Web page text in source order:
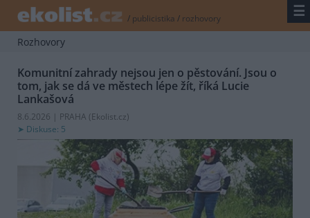
/ publicistika / rozhovory ☰
Rozhovory
Komunitní zahrady nejsou jen o pěstování. Jsou o
tom, jak se dá ve městech lépe žít, říká Lucie
Lankašová
8.6.2026 | PRAHA (Ekolist.cz)
Diskuse: 5